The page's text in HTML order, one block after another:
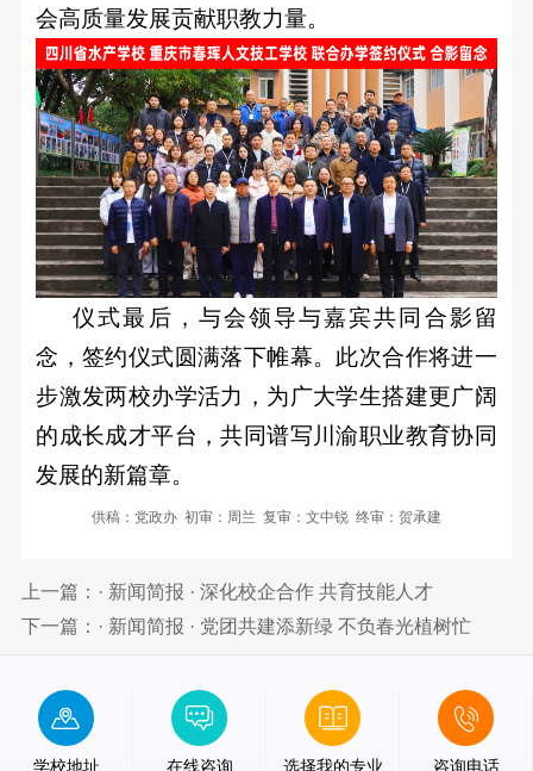
会高质量发展贡献职教力量。
仪式最后，与会领导与嘉宾共同合影留
念，签约仪式圆满落下帷幕。此次合作将进一
步激发两校办学活力，为广大学生搭建更广阔
的成长成才平台，共同谱写川渝职业教育协同
发展的新篇章。
供稿：党政办 初审：周兰 复审：文中锐 终审：贺承建
上一篇：· 新闻简报 · 深化校企合作 共育技能人才
下一篇：· 新闻简报 · 党团共建添新绿 不负春光植树忙
学校地址 在线咨询 选择我的专业 咨询电话